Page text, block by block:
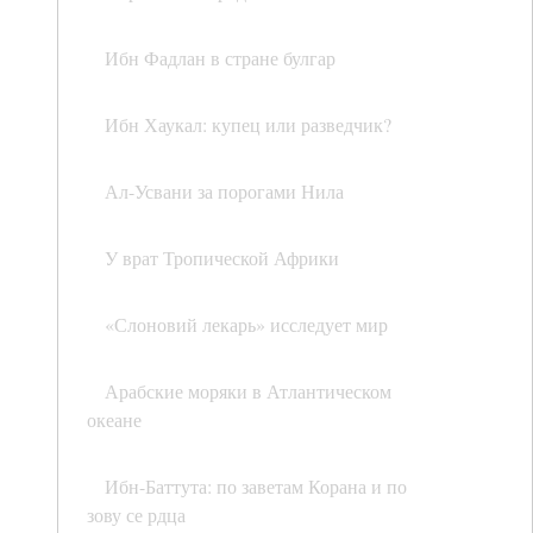
Ибн Фадлан в стране булгар
Ибн Хаукал: купец или разведчик?
Ал-Усвани за порогами Нила
У врат Тропической Африки
«Слоновий лекарь» исследует мир
Арабские моряки в Атлантическом
океане
Ибн-Баттута: по заветам Корана и по
зову се рдца